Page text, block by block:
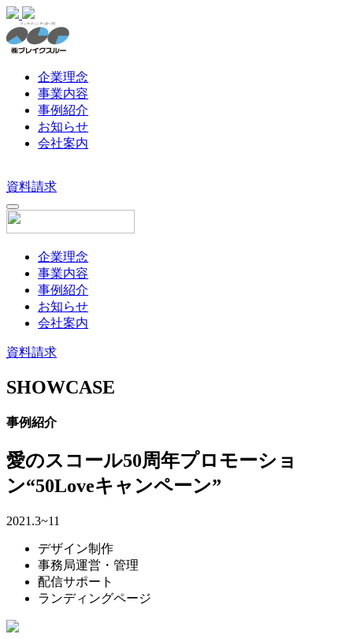
企業理念
事業内容
事例紹介
お知らせ
会社案内
資料請求
企業理念
事業内容
事例紹介
お知らせ
会社案内
資料請求
SHOWCASE
事例紹介
愛のスコール50周年プロモーショ
ン“50Loveキャンペーン”
2021.3~11
デザイン制作
事務局運営・管理
配信サポート
ランディングページ